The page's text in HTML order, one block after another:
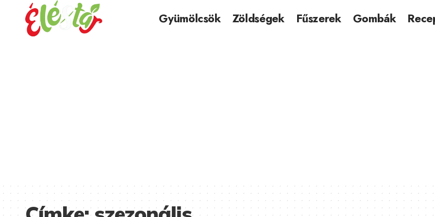
Gyümölcsök Zöldségek Fűszerek Gombák